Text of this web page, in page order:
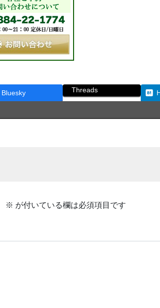
Bluesky Threads
※ が付いている欄は必須項目です